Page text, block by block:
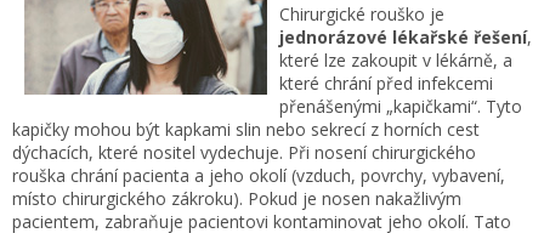
Chirurgické rouško ​​je
jednorázové lékařské řešení,
které lze zakoupit v lékárně, a
které chrání před infekcemi
přenášenými „kapičkami“. Tyto
kapičky mohou být kapkami slin nebo sekrecí z horních cest
dýchacích, které nositel vydechuje. Při nosení chirurgického
rouška chrání ​​pacienta a jeho okolí (vzduch, povrchy, vybavení,
místo chirurgického zákroku). Pokud je nosen nakažlivým
pacientem, zabraňuje pacientovi kontaminovat jeho okolí. Tato